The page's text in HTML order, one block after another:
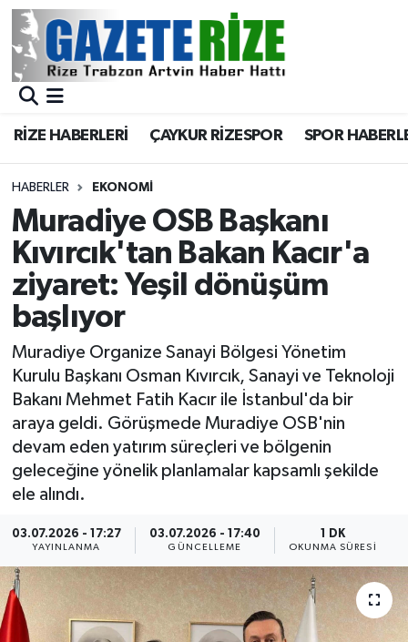
RİZE HABERLERİ ÇAYKUR RİZESPOR SPOR
HABERLER EKONOMİ
Muradiye OSB Başkanı
Kıvırcık'tan Bakan Kacır'a
ziyaret: Yeşil dönüşüm
başlıyor
Muradiye Organize Sanayi Bölgesi Yönetim
Kurulu Başkanı Osman Kıvırcık, Sanayi ve Teknoloji
Bakanı Mehmet Fatih Kacır ile İstanbul'da bir
araya geldi. Görüşmede Muradiye OSB'nin
devam eden yatırım süreçleri ve bölgenin
geleceğine yönelik planlamalar kapsamlı şekilde
ele alındı.
03.07.2026 - 17:27
YAYINLANMA
03.07.2026 - 17:40
GÜNCELLEME
1 DK
OKUNMA SÜRESI
BÖLGEMİZ
Asayiş
Rize Jandarma Komutanlığı
Bilim Teknoloji
Bölge
Advertising news
Canlı Maç
ÇEVRE
Dış Haberler
Dünya
EĞİTİM
EKONOMİ
Merkez Nöbetçi Eczaneler
Merkez Trafik Yoğunluk Haritası
Süper Lig Puan Durumu ve Fikstür
Tüm Manşetler
Son Dakika Haberleri
Haber Arşivi